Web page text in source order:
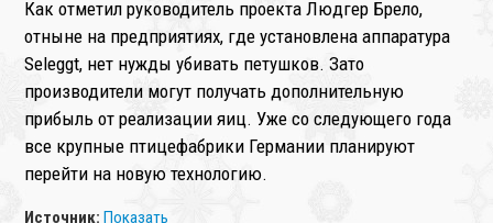
Как отметил руководитель проекта Людгер Брело,
отныне на предприятиях, где установлена аппаратура
Seleggt, нет нужды убивать петушков. Зато
производители могут получать дополнительную
прибыль от реализации яиц. Уже со следующего года
все крупные птицефабрики Германии планируют
перейти на новую технологию.
Источник:Показать